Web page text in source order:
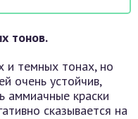
тонов.
и темных тонах, но
очень устойчив,
аммиачные краски
сказывается на